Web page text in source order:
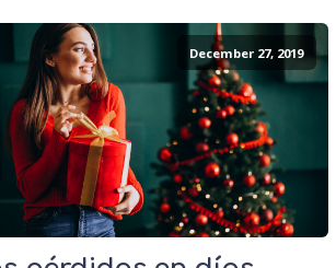
December 27, 2019